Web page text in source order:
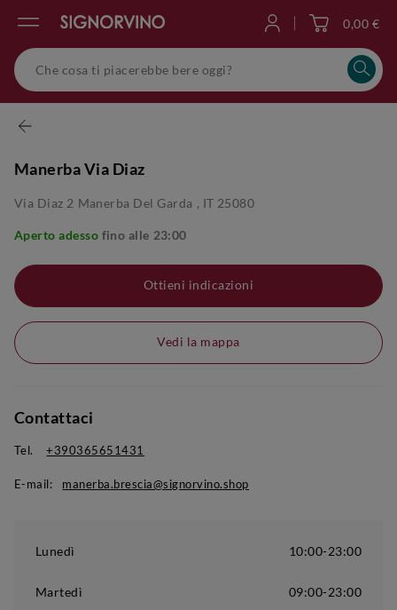
0,00 €
Manerba Via Diaz
Via Diaz 2 Manerba Del Garda , IT 25080
Aperto adesso fino alle 23:00
Ottieni indicazioni
Vedi la mappa
Contattaci
Tel. +390365651431
E-mail: manerba.brescia@signorvino.shop
Lunedì 10:00-23:00
Martedì 09:00-23:00